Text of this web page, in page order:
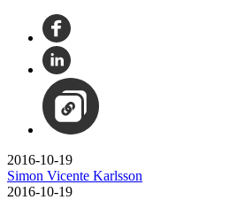
2016-10-19
Simon Vicente Karlsson
2016-10-19